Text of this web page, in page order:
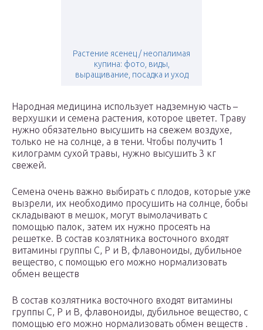
Растение ясенец / неопалимая
купина: фото, виды,
выращивание, посадка и уход
Народная медицина использует надземную часть –
верхушки и семена растения, которое цветет. Траву
нужно обязательно высушить на свежем воздухе,
только не на солнце, а в тени. Чтобы получить 1
килограмм сухой травы, нужно высушить 3 кг
свежей.
Семена очень важно выбирать с плодов, которые уже
вызрели, их необходимо просушить на солнце, бобы
складывают в мешок, могут вымолачивать с
помощью палок, затем их нужно просеять на
решетке. В состав козлятника восточного входят
витамины группы С, Р и В, флавоноиды, дубильное
вещество, с помощью его можно нормализовать
обмен веществ
В состав козлятника восточного входят витамины
группы С, Р и В, флавоноиды, дубильное вещество, с
помощью его можно нормализовать обмен веществ .